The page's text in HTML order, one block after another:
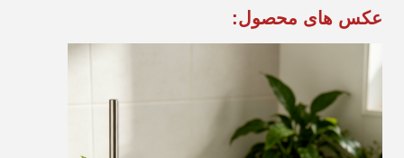
عکس های محصول: